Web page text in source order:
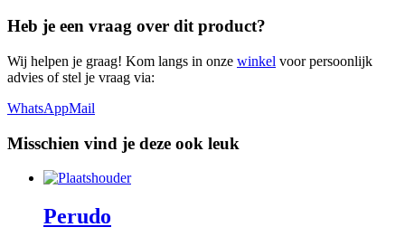
Heb je een vraag over dit product?
Wij helpen je graag! Kom langs in onze winkel voor persoonlijk
advies of stel je vraag via:
WhatsAppMail
Misschien vind je deze ook leuk
Perudo